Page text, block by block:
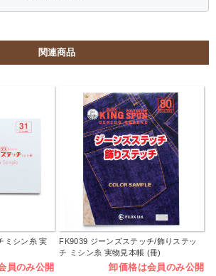
関連商品
ミシン糸 実
員のみ公開
FK9039 ジーンズステッチ/飾りステッ
チ ミシン糸 実物見本帳 (冊)
卸価格は会員のみ公開